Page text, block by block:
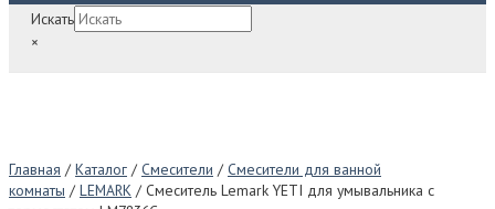
Искать
×
Главная / Каталог / Смесители / Смесители для ванной
комнаты / LEMARK / Смеситель Lemark YETI для умывальника c